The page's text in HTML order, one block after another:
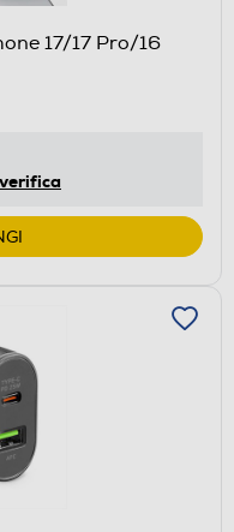
verifica